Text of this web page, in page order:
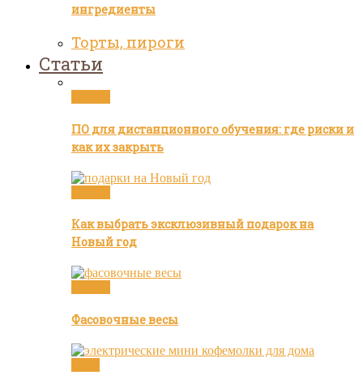
ингредиенты
Торты, пироги
Статьи
ПО для дистанционного обучения: где риски и
как их закрыть
Как выбрать эксклюзивный подарок на
Новый год
Фасовочные весы